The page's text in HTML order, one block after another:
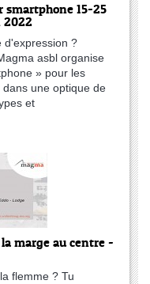
smartphone 15-25
2022
d'expression ?
asbl organise
» pour les
une optique de
et
marge au centre -
flemme ? Tu